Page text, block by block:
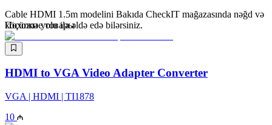
Cable HDMI 1.5m modelini Bakıda CheckIT mağazasında nəğd və
köçürmə yolu ilə əldə edə bilərsiniz.
Похожие товары
HDMI to VGA Video Adapter Converter
VGA | HDMI | TI1878
10